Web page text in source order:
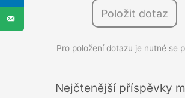
e
Položit dotaz
Pro položení dotazu je nutné se
Nejčtenější příspěvky